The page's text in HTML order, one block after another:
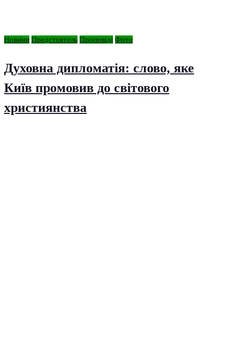
Новини Предстоятель Проповіді Фото
Духовна дипломатія: слово, яке
Київ промовив до світового
християнства